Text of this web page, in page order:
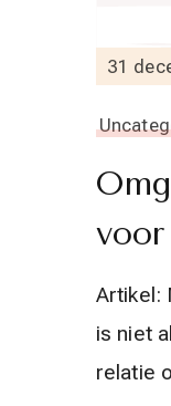
31
Artikel:
is niet
relatie